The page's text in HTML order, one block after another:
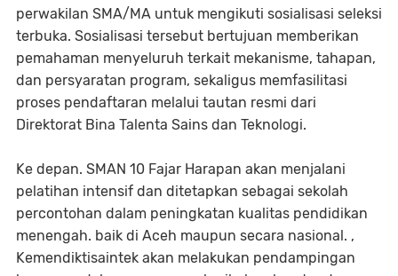
perwakilan SMA/MA untuk mengikuti sosialisasi seleksi
terbuka. Sosialisasi tersebut bertujuan memberikan
pemahaman menyeluruh terkait mekanisme, tahapan,
dan persyaratan program, sekaligus memfasilitasi
proses pendaftaran melalui tautan resmi dari
Direktorat Bina Talenta Sains dan Teknologi.
Ke depan. SMAN 10 Fajar Harapan akan menjalani
pelatihan intensif dan ditetapkan sebagai sekolah
percontohan dalam peningkatan kualitas pendidikan
menengah. baik di Aceh maupun secara nasional. ,
Kemendiktisaintek akan melakukan pendampingan